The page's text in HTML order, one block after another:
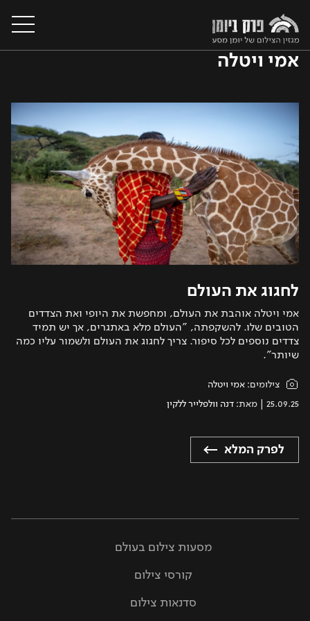
על המגזין
מסעות צילום בעולם
קורסי צילום
סדנאות צילום
יצירת קשר
אמי ויטלה
לחגוג את העולם
אמי ויטלה אוהבת את העולם, ומחפשת את היופי ואת הצדדים
הטובים שלו. להשקפתה, "העולם מלא באתגרים, אך יש תמיד
צדדים נוספים לכל סיפור. צריך לחגוג את העולם ולשמור עליו כמה
שיותר".
צילומים: אמי ויטלה
25.09.25 | מאת: דנה וולפלייר ללקין
לפרק המלא
מסעות צילום בעולם
קורסי צילום
סדנאות צילום